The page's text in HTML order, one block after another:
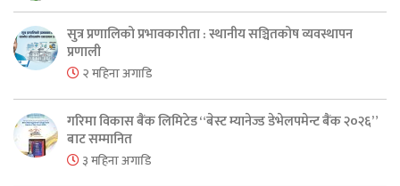
सुत्र प्रणालिको प्रभावकारीता : स्थानीय सञ्चितकोष व्यवस्थापन
प्रणाली
२ महिना अगाडि
गरिमा विकास बैंक लिमिटेड “बेस्ट म्यानेज्ड डेभेलपमेन्ट बैंक २०२६”
बाट सम्मानित
३ महिना अगाडि